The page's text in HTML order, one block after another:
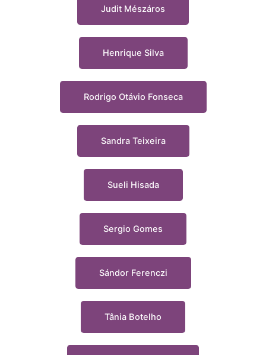
Judit Mészáros
Henrique Silva
Rodrigo Otávio Fonseca
Sandra Teixeira
Sueli Hisada
Sergio Gomes
Sándor Ferenczi
Tânia Botelho